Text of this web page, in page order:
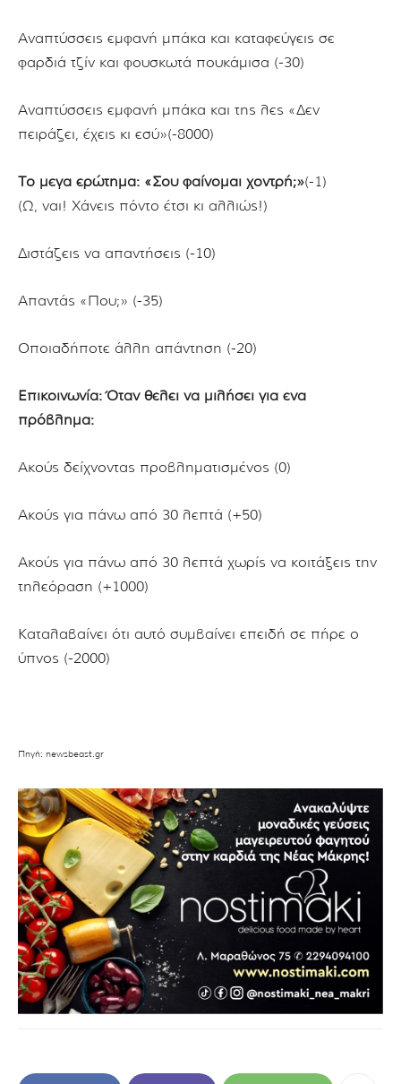
Αναπτύσσεις εμφανή μπάκα και καταφεύγεις σε
φαρδιά τζίν και φουσκωτά πουκάμισα (-30)
Αναπτύσσεις εμφανή μπάκα και της λες «Δεν
πειράζει, έχεις κι εσύ»(-8000)
Το μέγα ερώτημα: «Σου φαίνομαι χοντρή;»(-1)
(Ω, ναι! Χάνεις πόντο έτσι κι αλλιώς!)
Διστάζεις να απαντήσεις (-10)
Απαντάς «Που;» (-35)
Οποιαδήποτε άλλη απάντηση (-20)
Επικοινωνία: Όταν θέλει να μιλήσει για ένα
πρόβλημα:
Ακούς δείχνοντας προβληματισμένος (0)
Ακούς για πάνω από 30 λεπτά (+50)
Ακούς για πάνω από 30 λεπτά χωρίς να κοιτάξεις την
τηλεόραση (+1000)
Καταλαβαίνει ότι αυτό συμβαίνει επειδή σε πήρε ο
ύπνος (-2000)
Πηγή: newsbeast.gr